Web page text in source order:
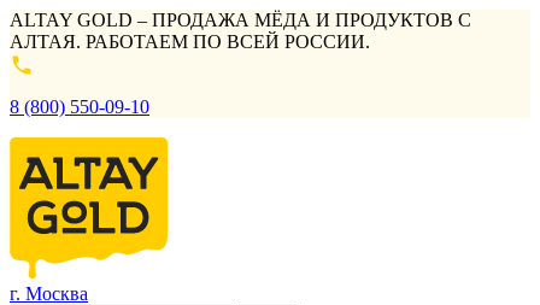
ALTAY GOLD – ПРОДАЖА МЁДА И ПРОДУКТОВ С
АЛТАЯ. РАБОТАЕМ ПО ВСЕЙ РОССИИ.
8 (800) 550-09-10
г. Москва